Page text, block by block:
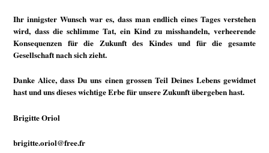
Ihr innigster Wunsch war es, dass man endlich eines Tages verstehen
wird, dass die schlimme Tat, ein Kind zu misshandeln, verheerende
Konsequenzen für die Zukunft des Kindes und für die gesamte
Gesellschaft nach sich zieht.
Danke Alice, dass Du uns einen grossen Teil Deines Lebens gewidmet
hast und uns dieses wichtige Erbe für unsere Zukunft übergeben hast.
Brigitte Oriol
brigitte.oriol@free.fr